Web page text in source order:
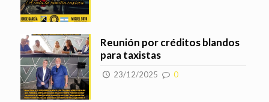
Reunión por créditos blandos
para taxistas
23/12/2025 0